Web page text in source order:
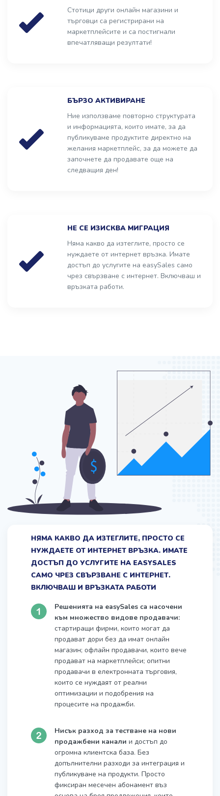
Стотици други онлайн магазини и
търговци са регистрирани на
маркетплейсите и са постигнали
впечатляващи резултати!
БЪРЗО АКТИВИРАНЕ
Ние използваме повторно структурата
и информацията, които имате, за да
публикуваме продуктите директно на
желания маркетплейс, за да можете да
започнете да продавате още на
следващия ден!
НЕ СЕ ИЗИСКВА МИГРАЦИЯ
Няма какво да изтеглите, просто се
нуждаете от интернет връзка. Имате
достъп до услугите на easySales само
чрез свързване с интернет. Включваш и
връзката работи.
НЯМА КАКВО ДА ИЗТЕГЛИТЕ, ПРОСТО СЕ
НУЖДАЕТЕ ОТ ИНТЕРНЕТ ВРЪЗКА. ИМАТЕ
ДОСТЪП ДО УСЛУГИТЕ НА EASYSALES
САМО ЧРЕЗ СВЪРЗВАНЕ С ИНТЕРНЕТ.
ВКЛЮЧВАШ И ВРЪЗКАТА РАБОТИ
Решенията на easySales са насочени
към множество видове продавачи:
стартиращи фирми, които могат да
продават дори без да имат онлайн
магазин; офлайн продавачи, които вече
продават на маркетплейси; опитни
продавачи в електронната търговия,
които се нуждаят от реални
оптимизации и подобрения на
процесите на продажби.
Нисък разход за тестване на нови
продажбени канали и достъп до
огромна клиентска база. Без
допълнителни разходи за интеграция и
публикуване на продукти. Просто
фиксиран месечен абонамент въз